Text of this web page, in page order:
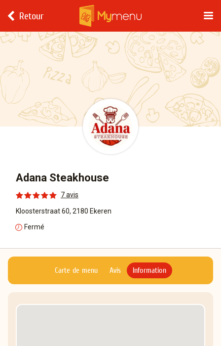
Retour
Adana Steakhouse
7 avis
Kloosterstraat 60, 2180 Ekeren
Fermé
Carte de menu Avis Information